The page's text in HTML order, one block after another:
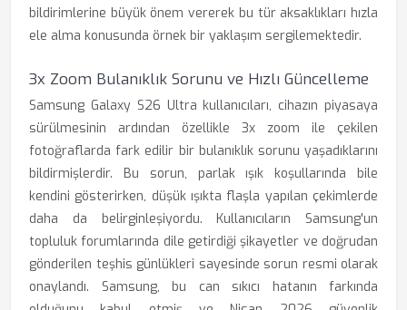
bildirimlerine büyük önem vererek bu tür aksaklıkları hızla
ele alma konusunda örnek bir yaklaşım sergilemektedir.
3x Zoom Bulanıklık Sorunu ve Hızlı Güncelleme
Samsung Galaxy S26 Ultra kullanıcıları, cihazın piyasaya
sürülmesinin ardından özellikle 3x zoom ile çekilen
fotoğraflarda fark edilir bir bulanıklık sorunu yaşadıklarını
bildirmişlerdir. Bu sorun, parlak ışık koşullarında bile
kendini gösterirken, düşük ışıkta flaşla yapılan çekimlerde
daha da belirginleşiyordu. Kullanıcıların Samsung'un
topluluk forumlarında dile getirdiği şikayetler ve doğrudan
gönderilen teşhis günlükleri sayesinde sorun resmi olarak
onaylandı. Samsung, bu can sıkıcı hatanın farkında